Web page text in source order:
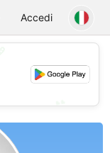
Accedi